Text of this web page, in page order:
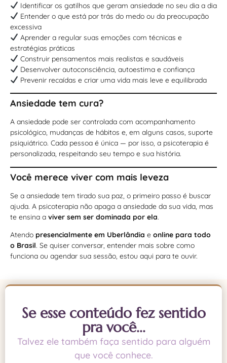
Identificar os gatilhos que geram ansiedade no seu dia a dia
Entender o que está por trás do medo ou da preocupação
excessiva
Aprender a regular suas emoções com técnicas e
estratégias práticas
Construir pensamentos mais realistas e saudáveis
Desenvolver autoconsciência, autoestima e confiança
Prevenir recaídas e criar uma vida mais leve e equilibrada
Ansiedade tem cura?
A ansiedade pode ser controlada com acompanhamento
psicológico, mudanças de hábitos e, em alguns casos, suporte
psiquiátrico. Cada pessoa é única — por isso, a psicoterapia é
personalizada, respeitando seu tempo e sua história.
Você merece viver com mais leveza
Se a ansiedade tem tirado sua paz, o primeiro passo é buscar
ajuda. A psicoterapia não apaga a ansiedade da sua vida, mas
te ensina a viver sem ser dominada por ela.
Atendo presencialmente em Uberlândia e online para todo
o Brasil. Se quiser conversar, entender mais sobre como
funciona ou agendar sua sessão, estou aqui para te ouvir.
Se esse conteúdo fez sentido
pra você...
Talvez ele também faça sentido para alguém
que você conhece.